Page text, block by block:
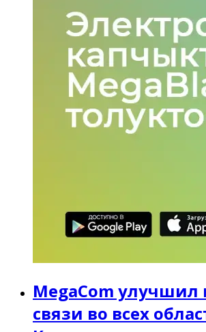
MegaCom улучшил
связи во всех